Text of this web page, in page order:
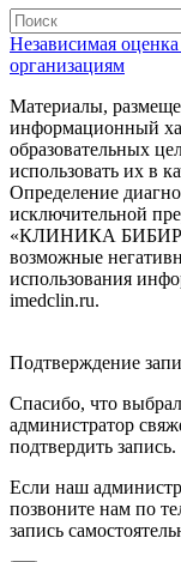
Независимая
организациям
Материалы,
информационный
образовательных
использовать их в
Определение
исключительной
«КЛИНИКА
возможные
использования
imedclin.ru.
Подтверждение
Спасибо, что
администратор
подтвердить запись.
Если наш
позвоните нам по
запись